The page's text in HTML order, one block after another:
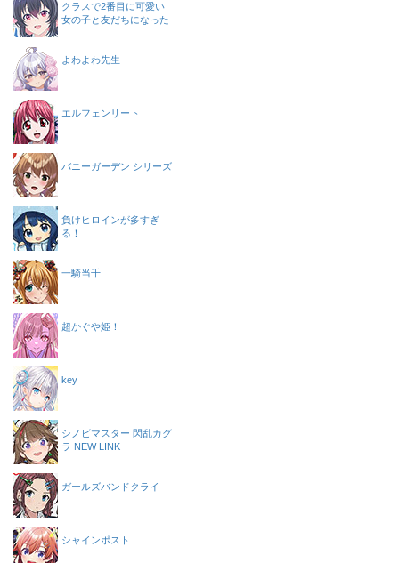
クラスで2番目に可愛い
女の子と友だちになった
よわよわ先生
エルフェンリート
バニーガーデン シリーズ
負けヒロインが多すぎ
る！
一騎当千
超かぐや姫！
key
シノビマスター 閃乱カグ
ラ NEW LINK
ガールズバンドクライ
シャインポスト